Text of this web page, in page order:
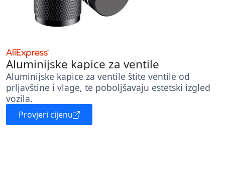
Aluminijske kapice za ventile
Aluminijske kapice za ventile štite ventile od
prljavštine i vlage, te poboljšavaju estetski izgled
vozila.
Provjeri cijenu